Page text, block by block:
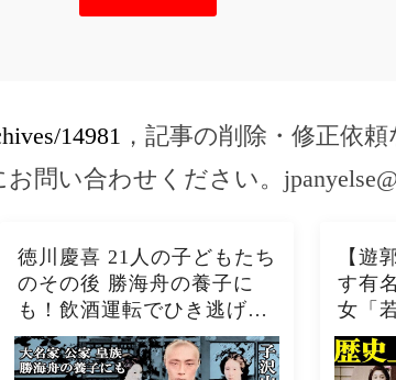
14981 ，記事の削除・修正依
問い合わせください。
徳川慶喜 21人の子どもたち
のその後 勝海舟の養子に
も！飲酒運転でひき逃げを
起こした子も！？
【遊
す有
女「